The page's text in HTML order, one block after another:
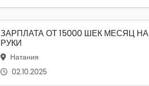
ЗАРПЛАТА ОТ 15000 ШЕК МЕСЯЦ НА
РУКИ
Натания
02.10.2025